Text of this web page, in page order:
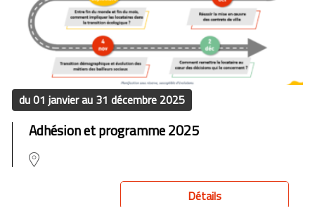
du 01 janvier au 31 décembre 2025
Adhésion et programme 2025
Détails